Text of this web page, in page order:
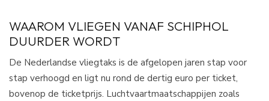
WAAROM VLIEGEN VANAF SCHIPHOL
DUURDER WORDT
De Nederlandse vliegtaks is de afgelopen jaren stap voor
stap verhoogd en ligt nu rond de dertig euro per ticket,
bovenop de ticketprijs. Luchtvaartmaatschappijen zoals